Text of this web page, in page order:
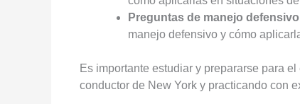
Preguntas de manejo defensivo
manejo defensivo y cómo
Es importante estudiar y prepararse para
conductor de New York y practicando con